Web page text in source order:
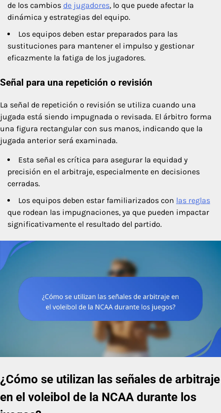
de los cambios de jugadores, lo que puede afectar la
dinámica y estrategias del equipo.
Los equipos deben estar preparados para las
sustituciones para mantener el impulso y gestionar
eficazmente la fatiga de los jugadores.
Señal para una repetición o revisión
La señal de repetición o revisión se utiliza cuando una
jugada está siendo impugnada o revisada. El árbitro forma
una figura rectangular con sus manos, indicando que la
jugada anterior será examinada.
Esta señal es crítica para asegurar la equidad y
precisión en el arbitraje, especialmente en decisiones
cerradas.
Los equipos deben estar familiarizados con las reglas
que rodean las impugnaciones, ya que pueden impactar
significativamente el resultado del partido.
¿Cómo se utilizan las señales de arbitraje
en el voleibol de la NCAA durante los